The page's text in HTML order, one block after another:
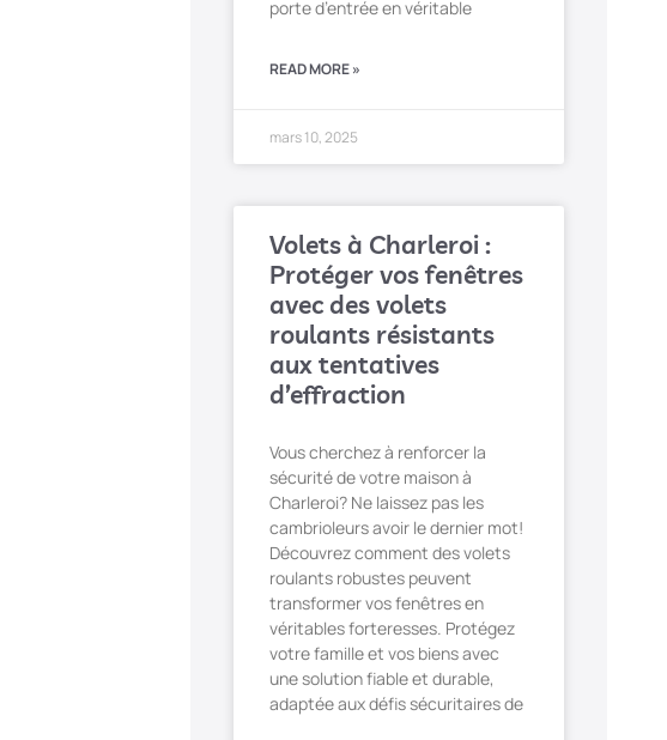
porte d’entrée en véritable
READ MORE »
mars 10, 2025
Volets à Charleroi :
Protéger vos fenêtres
avec des volets
roulants résistants
aux tentatives
d’effraction
Vous cherchez à renforcer la
sécurité de votre maison à
Charleroi? Ne laissez pas les
cambrioleurs avoir le dernier mot!
Découvrez comment des volets
roulants robustes peuvent
transformer vos fenêtres en
véritables forteresses. Protégez
votre famille et vos biens avec
une solution fiable et durable,
adaptée aux défis sécuritaires de